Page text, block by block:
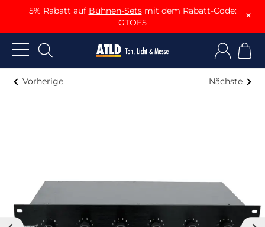
5% Rabatt auf Bühnen-Setsmit dem Rabatt-Code:
GTOE5
×
Vorherige Nächste